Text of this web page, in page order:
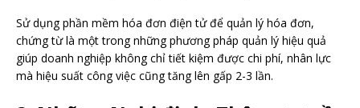
Sử dụng phần mềm hóa đơn điện tử để quản lý hóa đơn,
chứng từ là một trong những phương pháp quản lý hiệu quả
giúp doanh nghiệp không chỉ tiết kiệm được chi phí, nhân lực
mà hiệu suất công việc cũng tăng lên gấp 2-3 lần.